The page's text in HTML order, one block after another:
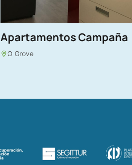
Apartamentos Campaña
O Grove